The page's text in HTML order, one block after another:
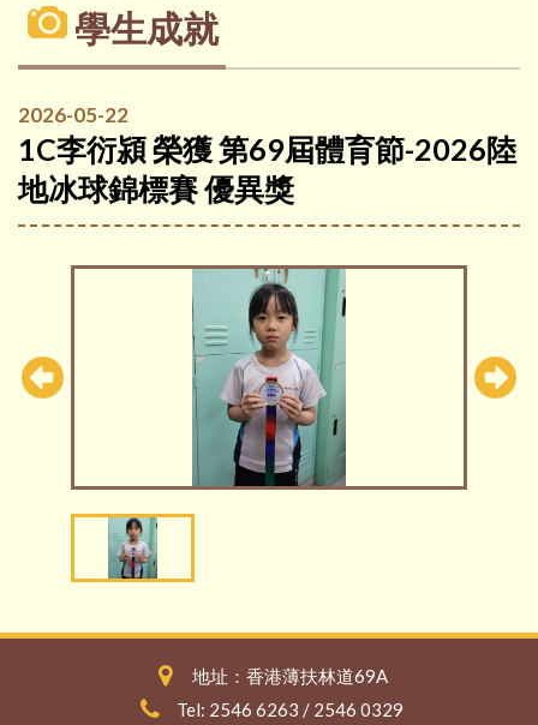
學生成就
2026-05-22
1C李衍潁 榮獲 第69屆體育節-2026陸
地冰球錦標賽 優異獎
地址：香港薄扶林道69A
Tel: 2546 6263 / 2546 0329